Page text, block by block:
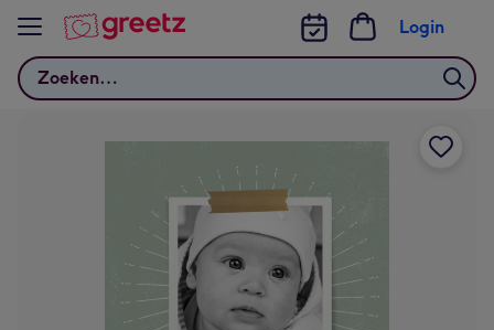
Bekijk meer
Zoeken
Login